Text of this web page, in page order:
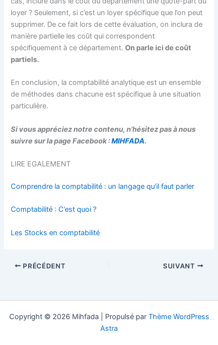
loyer ? Seulement, si c’est un loyer spécifique que l’on peut
supprimer. De ce fait lors de cette évaluation, on inclura de
manière partielle les coût qui correspondent
spécifiquement à ce département.On parle ici de coût
partiels.
En conclusion, la comptabilité analytique est un ensemble
de méthodes dans chacune est spécifique à une situation
particulière.
Si vous appréciez notre contenu, n’hésitez pas à nous
suivre sur la page Facebook :MIHFADA.
LIRE EGALEMENT
Comprendre la comptabilité : un langage qu’il faut parler
Comptabilité : C’est quoi ?
Les Stocks en comptabilité
PRÉCÉDENT SUIVANT
Copyright © 2026 Mihfada | Propulsé par Thème WordPress
Astra